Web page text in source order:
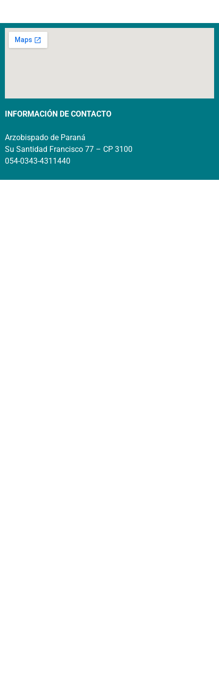
INFORMACIÓN DE CONTACTO
Arzobispado de Paraná
Su Santidad Francisco 77 – CP 3100
054-0343-4311440